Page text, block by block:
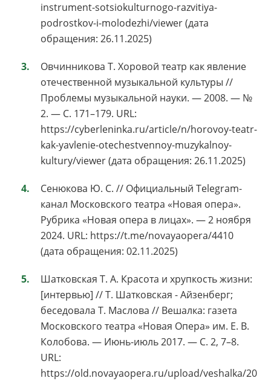
instrument-sotsiokulturnogo-razvitiya-
podrostkov-i-molodezhi/viewer (дата
обращения: 26.11.2025)
Овчинникова Т. Хоровой театр как явление
отечественной музыкальной культуры //
Проблемы музыкальной науки. — 2008. — №
2. — С. 171–179. URL:
https://cyberleninka.ru/article/n/horovoy-teatr-
kak-yavlenie-otechestvennoy-muzykalnoy-
kultury/viewer (дата обращения: 26.11.2025)
Сенюкова Ю. С. // Официальный Telegram-
канал Московского театра «Новая опера».
Рубрика «Новая опера в лицах». — 2 ноября
2024. URL: https://t.me/novayaopera/4410
(дата обращения: 02.11.2025)
Шатковская Т. А. Красота и хрупкость жизни:
[интервью] // Т. Шатковская - Айзенберг;
беседовала Т. Маслова // Вешалка: газета
Московского театра «Новая Опера» им. Е. В.
Колобова. — Июнь-июль 2017. — С. 2, 7–8.
URL:
https://old.novayaopera.ru/upload/veshalka/20